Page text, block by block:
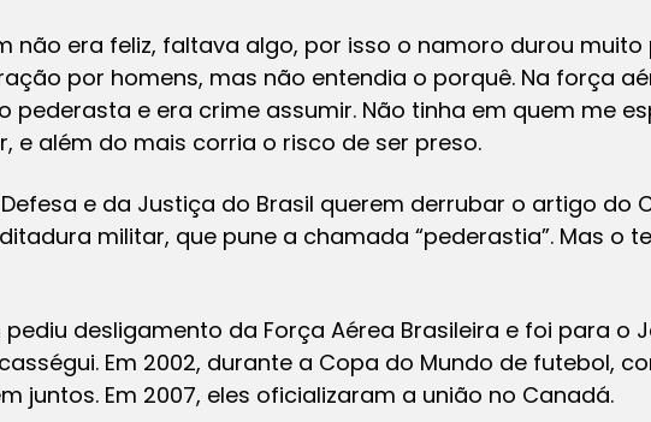
não era feliz, faltava algo, por isso o namoro durou
por homens, mas não entendia o porquê. Na força
pederasta e era crime assumir. Não tinha em quem me
e além do mais corria o risco de ser preso.
e da Justiça do Brasil querem derrubar o artigo do
militar, que pune a chamada “pederastia”. Mas o
pediu desligamento da Força Aérea Brasileira e foi para o
Em 2002, durante a Copa do Mundo de futebol,
juntos. Em 2007, eles oficializaram a união no Canadá.